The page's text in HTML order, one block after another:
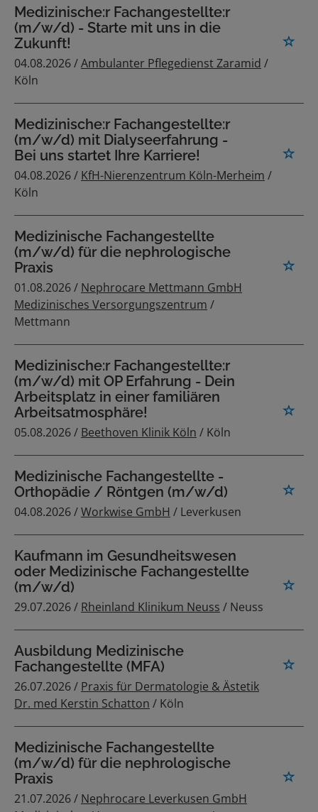
Medizinische:r Fachangestellte:r
(m/w/d) - Starte mit uns in die
Zukunft!
04.08.2026 /Ambulanter Pflegedienst Zaramid /
Köln
Medizinische:r Fachangestellte:r
(m/w/d) mit Dialyseerfahrung -
Bei uns startet Ihre Karriere!
04.08.2026 / KfH-Nierenzentrum Köln-Merheim /
Köln
Medizinische Fachangestellte
(m/w/d) für die nephrologische
Praxis
01.08.2026 / Nephrocare Mettmann GmbH
Medizinisches Versorgungszentrum /
Mettmann
Medizinische:r Fachangestellte:r
(m/w/d) mit OP Erfahrung - Dein
Arbeitsplatz in einer familiären
Arbeitsatmosphäre!
05.08.2026 / Beethoven Klinik Köln / Köln
Medizinische Fachangestellte -
Orthopädie / Röntgen (m/w/d)
04.08.2026 /Workwise GmbH / Leverkusen
Kaufmann im Gesundheitswesen
oder Medizinische Fachangestellte
(m/w/d)
29.07.2026 / Rheinland Klinikum Neuss / Neuss
Ausbildung Medizinische
Fachangestellte (MFA)
26.07.2026 / Praxis für Dermatologie & Ästetik
Dr. med Kerstin Schatton / Köln
Medizinische Fachangestellte
(m/w/d) für die nephrologische
Praxis
21.07.2026 / Nephrocare Leverkusen GmbH